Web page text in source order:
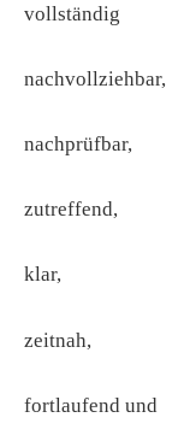
vollständig
nachvollziehbar,
nachprüfbar,
zutreffend,
klar,
zeitnah,
fortlaufend und